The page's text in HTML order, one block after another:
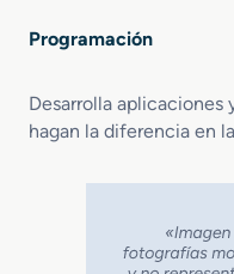
Programación
Desarrolla
hagan la diferencia en